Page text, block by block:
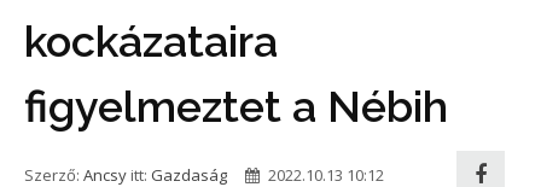
kockázataira
figyelmeztet a Nébih
Szerző: Ancsy itt: Gazdaság 2022.10.13 10:12